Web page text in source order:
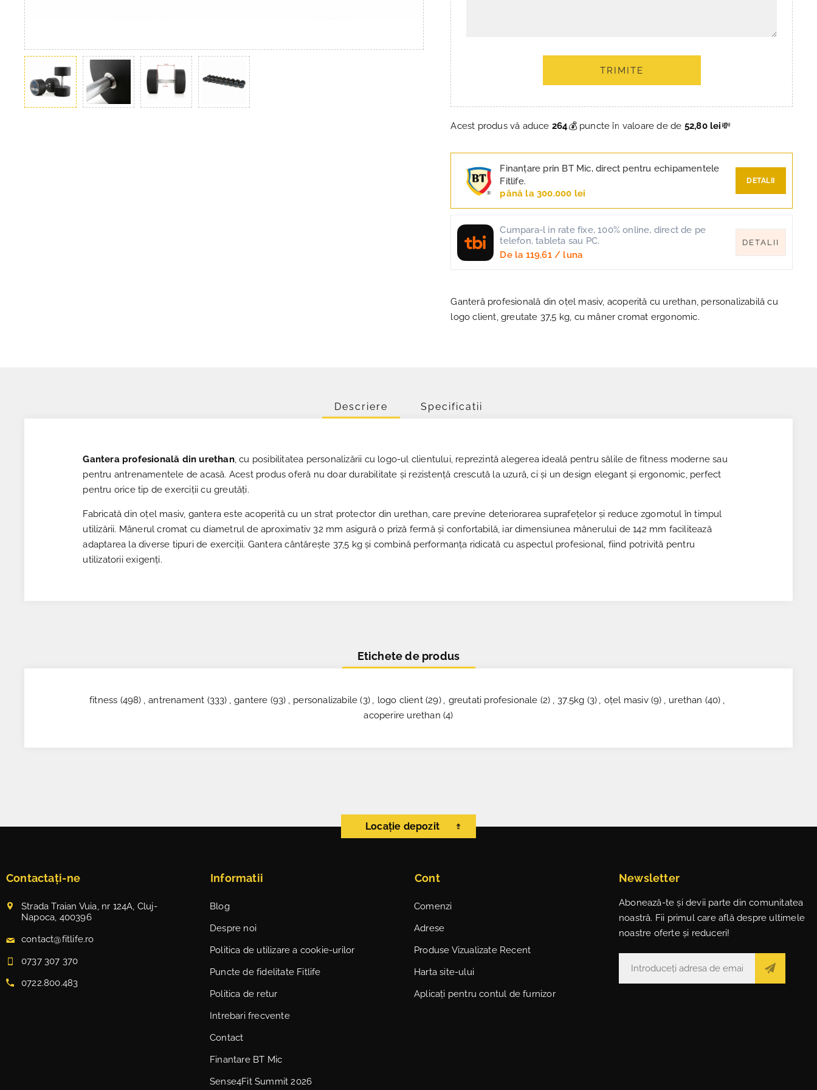
TRIMITE
Acest produs vă aduce 264💰 puncte în valoare de de 52,80 lei💸
Finanțare prin BT Mic, direct pentru echipamentele
Fitlife.
până la 300.000 lei
DETALII
Cumpara-l in rate fixe, 100% online, direct de pe
telefon, tableta sau PC.
De la 119,61/ luna
DETALII
Ganteră profesională din oțel masiv, acoperită cu urethan, personalizabilă cu
logo client, greutate 37,5 kg, cu mâner cromat ergonomic.
Descriere Specificatii
Gantera profesională din urethan, cu posibilitatea personalizării cu logo-ul clientului, reprezintă alegerea ideală pentru sălile de fitness moderne sau
pentru antrenamentele de acasă. Acest produs oferă nu doar durabilitate și rezistență crescută la uzură, ci și un design elegant și ergonomic, perfect
pentru orice tip de exerciții cu greutăți.
Fabricată din oțel masiv, gantera este acoperită cu un strat protector din urethan, care previne deteriorarea suprafețelor și reduce zgomotul în timpul
utilizării. Mânerul cromat cu diametrul de aproximativ 32 mm asigură o priză fermă și confortabilă, iar dimensiunea mânerului de 142 mm facilitează
adaptarea la diverse tipuri de exerciții. Gantera cântărește 37,5 kg și combină performanța ridicată cu aspectul profesional, fiind potrivită pentru
utilizatorii exigenți.
Etichete de produs
fitness (498) , antrenament (333) , gantere (93) , personalizabile (3) , logo client (29) , greutati profesionale (2) , 37.5kg (3) , oțel masiv (9) , urethan (40) ,
acoperire urethan (4)
Locație depozit
Contactați-ne
Strada Traian Vuia, nr 124A, Cluj-
Napoca, 400396
contact@fitlife.ro
0737 307 370
0722.800.483
Informatii
Blog
Despre noi
Politica de utilizare a cookie-urilor
Puncte de fidelitate Fitlife
Politica de retur
Intrebari frecvente
Contact
Finantare BT Mic
Sense4Fit Summit 2026
Cont
Comenzi
Adrese
Produse Vizualizate Recent
Harta site-ului
Aplicați pentru contul de furnizor
Newsletter
Abonează-te și devii parte din comunitatea
noastră. Fii primul care află despre ultimele
noastre oferte și reduceri!